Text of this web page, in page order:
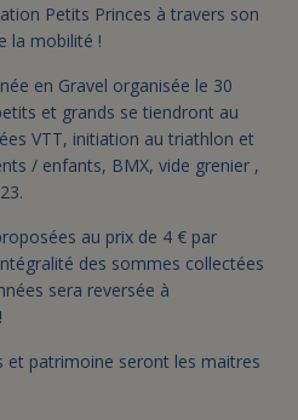
Petits Princes à travers son
la mobilité !
en Gravel organisée le 30
et grands se tiendront au
VTT, initiation au triathlon et
/ enfants, BMX, vide grenier ,
au prix de 4 € par
des sommes collectées
sera reversée à
et patrimoine seront les maitres